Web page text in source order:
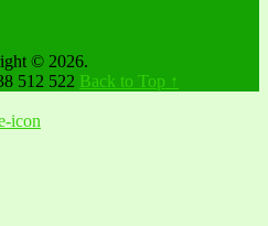
© 2026.
512 522 Back to Top ↑